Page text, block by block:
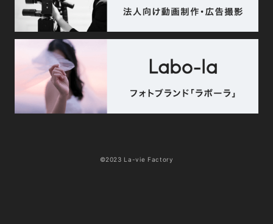
©2023 La-vie Factory